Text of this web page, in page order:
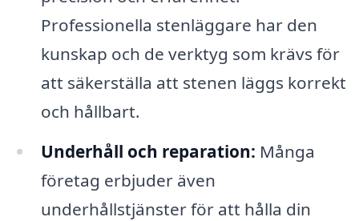
Professionella stenläggare har den
kunskap och de verktyg som krävs för
att säkerställa att stenen läggs korrekt
och hållbart.
Underhåll och reparation: Många
företag erbjuder även
underhållstjänster för att hålla din